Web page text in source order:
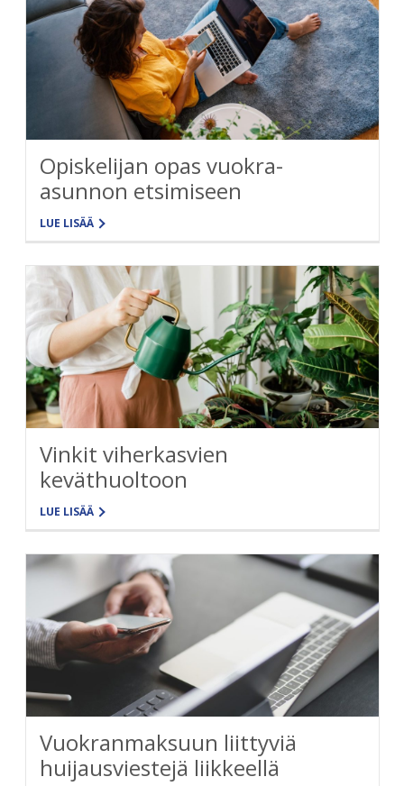
Opiskelijan opas vuokra-
asunnon etsimiseen
LUE LISÄÄ
Vinkit viherkasvien
keväthuoltoon
LUE LISÄÄ
Vuokranmaksuun liittyviä
huijausviestejä liikkeellä